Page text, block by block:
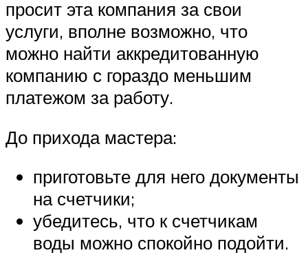
просит эта компания за свои
услуги, вполне возможно, что
можно найти аккредитованную
компанию с гораздо меньшим
платежом за работу.
До прихода мастера:
приготовьте для него документы
на счетчики;
убедитесь, что к счетчикам
воды можно спокойно подойти.